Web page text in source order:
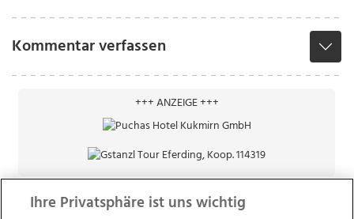
Kommentar verfassen
+++ ANZEIGE +++
Ihre Privatsphäre ist uns wichtig